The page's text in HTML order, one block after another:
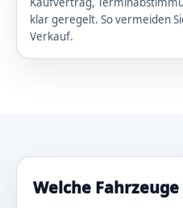
klar geregelt. So vermeiden
Verkauf.
Welche